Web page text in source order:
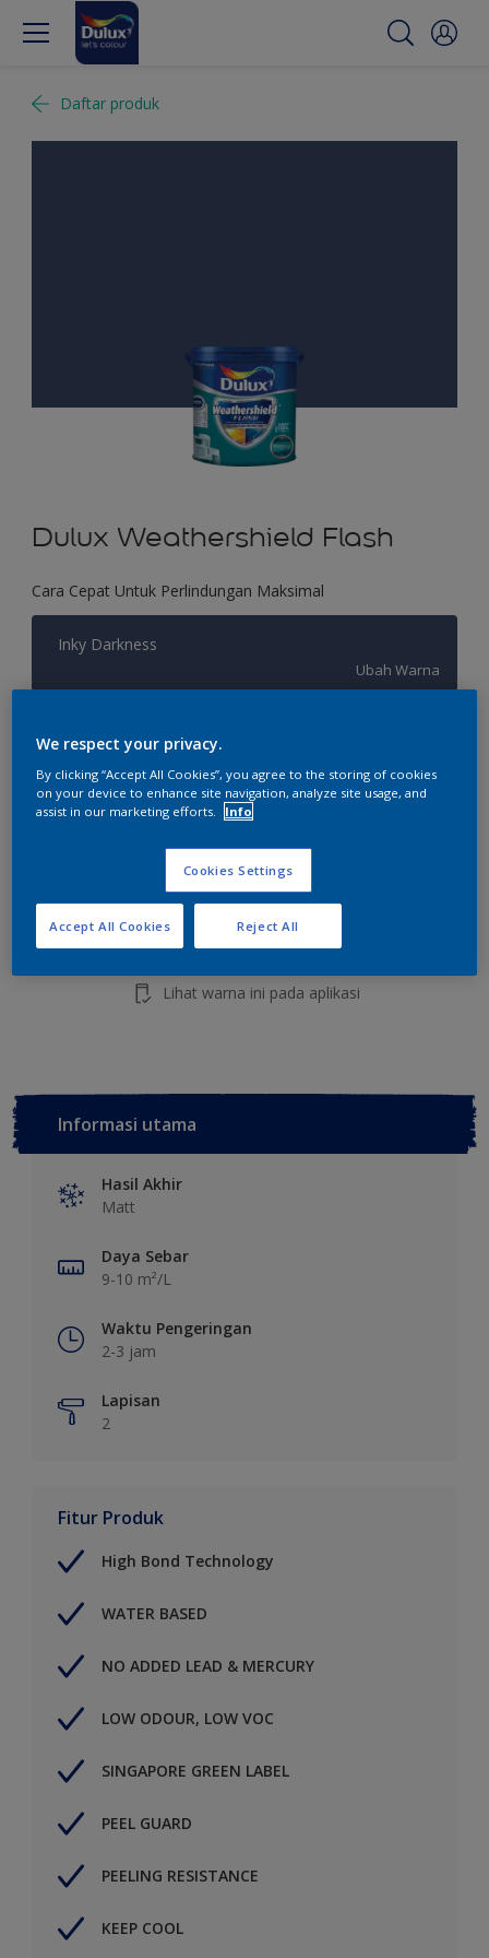
Daftar produk
Dulux Weathershield Flash
Cara Cepat Untuk Perlindungan Maksimal
Inky Darkness
Ubah Warna
2.5 L 20 L
Kalkulator cat
Tambahkan ke Ruang Kerja Temukan Toko
Lihat warna ini pada aplikasi
Informasi utama
Hasil Akhir
Matt
Daya Sebar
9-10 m²/L
Waktu Pengeringan
2-3 jam
Lapisan
2
Fitur Produk
High Bond Technology
WATER BASED
NO ADDED LEAD & MERCURY
LOW ODOUR, LOW VOC
SINGAPORE GREEN LABEL
PEEL GUARD
PEELING RESISTANCE
KEEP COOL
We respect your privacy.
By clicking “Accept All Cookies”, you agree to the storing of cookies
on your device to enhance site navigation, analyze site usage, and
assist in our marketing efforts.
Info
Cookies Settings
Reject All
Accept All Cookies